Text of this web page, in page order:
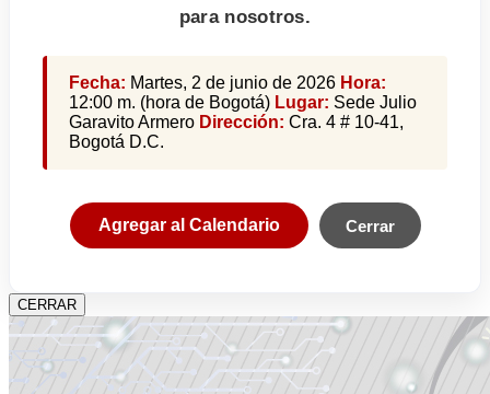
para nosotros.
Fecha: Martes, 2 de junio de 2026 Hora:
12:00 m. (hora de Bogotá) Lugar: Sede Julio
Garavito Armero Dirección: Cra. 4 # 10-41,
Bogotá D.C.
Agregar al Calendario Cerrar
CERRAR